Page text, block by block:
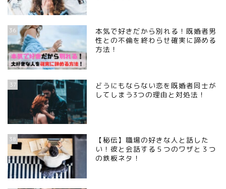
36
本気で好きだから別れる！既婚者男
性との不倫を終わらせ確実に諦める
方法！
37
どうにもならない恋を既婚者同士が
してしまう3つの理由と対処法！
38
【秘伝】職場の好きな人と話した
い！彼と会話する５つのワザと３つ
の鉄板ネタ！